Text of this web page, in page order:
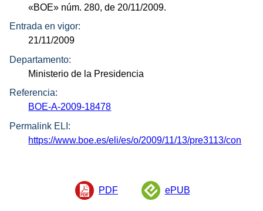
«BOE» núm. 280, de 20/11/2009.
Entrada en vigor:
21/11/2009
Departamento:
Ministerio de la Presidencia
Referencia:
BOE-A-2009-18478
Permalink ELI:
https://www.boe.es/eli/es/o/2009/11/13/pre3113/con
PDF ePUB